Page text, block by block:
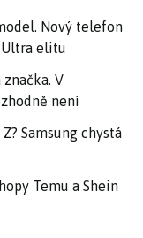
Nový telefon
elitu
V
není
Samsung chystá
Temu a Shein